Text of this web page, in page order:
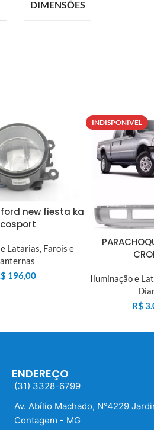
DIMENSÕES
new fiesta ka
Latarias, Farois e
196,00
INDISPONIVEL
Iluminação e
R$
ENDEREÇO
(31) 3328-6799
Av. Abílio Machado, N°4229
Contagem - MG